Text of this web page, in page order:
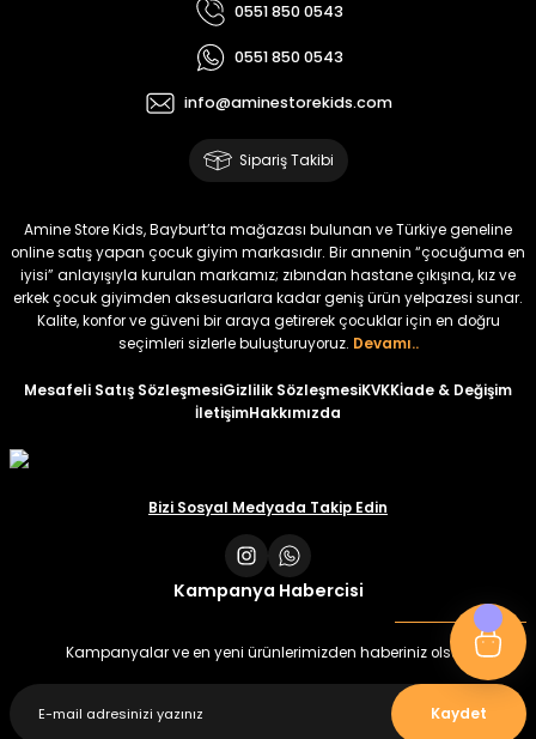
₺ 2.340
Koren Kız Çocuk ve Bebek Tayt
₺ 320
₺ 250
Yeni
Koren Kız Çocuk ve Bebek Tayt
₺ 320
₺ 250
%22
Koren Kız Çocuk ve Bebek Tayt
₺ 250
%22
Koren Kız Çocuk ve Bebek Tayt
₺ 320
0551 850 0543
0551 850 0543
info@aminestorekids.com
Sipariş Takibi
Amine Store Kids, Bayburt’ta mağazası bulunan ve Türkiye geneline
online satış yapan çocuk giyim markasıdır. Bir annenin “çocuğuma en
iyisi” anlayışıyla kurulan markamız; zıbından hastane çıkışına, kız ve
erkek çocuk giyimden aksesuarlara kadar geniş ürün yelpazesi sunar.
Kalite, konfor ve güveni bir araya getirerek çocuklar için en doğru
seçimleri sizlerle buluşturuyoruz. Devamı..
Mesafeli Satış SözleşmesiGizlilik SözleşmesiKVKKİade & Değişim
İletişimHakkımızda
Bizi Sosyal Medyada Takip Edin
Kampanya Habercisi
Kampanyalar ve en yeni ürünlerimizden haberiniz olsun
Kaydet